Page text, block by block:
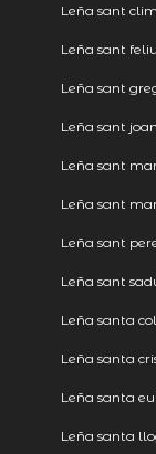
Leña sant
Leña sant
Leña sant
Leña sant
Leña sant
Leña sant
Leña sant
Leña sant
Leña santa
Leña santa
Leña santa
Leña santa